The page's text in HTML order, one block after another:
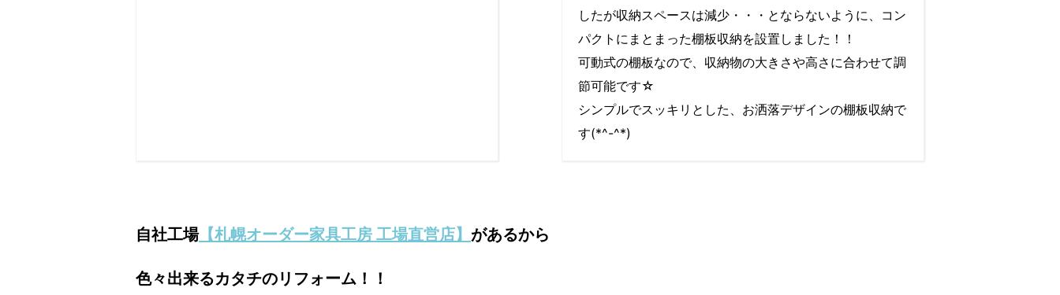
したが収納スペースは減少・・・とならないように、コン
パクトにまとまった棚板収納を設置しました！！
可動式の棚板なので、収納物の大きさや高さに合わせて調
節可能です☆
シンプルでスッキリとした、お洒落デザインの棚板収納で
す(*^-^*)
自社工場【札幌オーダー家具工房 工場直営店】 があるから
色々出来るカタチのリフォーム！！